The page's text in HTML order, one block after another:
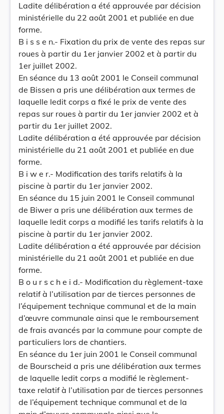
Ladite délibération a été approuvée par décision
ministérielle du 22 août 2001 et publiée en due
forme.
B i s s e n.- Fixation du prix de vente des repas sur
roues à partir du 1er janvier 2002 et à partir du
1er juillet 2002.
En séance du 13 août 2001 le Conseil communal
de Bissen a pris une délibération aux termes de
laquelle ledit corps a fixé le prix de vente des
repas sur roues à partir du 1er janvier 2002 et à
partir du 1er juillet 2002.
Ladite délibération a été approuvée par décision
ministérielle du 21 août 2001 et publiée en due
forme.
B i w e r.- Modification des tarifs relatifs à la
piscine à partir du 1er janvier 2002.
En séance du 15 juin 2001 le Conseil communal
de Biwer a pris une délibération aux termes de
laquelle ledit corps a modifié les tarifs relatifs à la
piscine à partir du 1er janvier 2002.
Ladite délibération a été approuvée par décision
ministérielle du 21 août 2001 et publiée en due
forme.
B o u r s c h e i d.- Modification du règlement-taxe
relatif à l’utilisation par de tierces personnes de
l’équipement technique communal et de la main
d’œuvre communale ainsi que le remboursement
de frais avancés par la commune pour compte de
particuliers lors de chantiers.
En séance du 1er juin 2001 le Conseil communal
de Bourscheid a pris une délibération aux termes
de laquelle ledit corps a modifié le règlement-
taxe relatif à l’utilisation par de tierces personnes
de l’équipement technique communal et de la